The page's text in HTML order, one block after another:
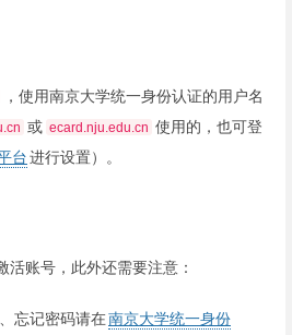
，使用南京大学统一身份认证的用户名
或 ecard.nju.edu.cn 使用的，也可登
台进行设置）。
账号，此外还需要注意：
忘记密码请在南京大学统一身份